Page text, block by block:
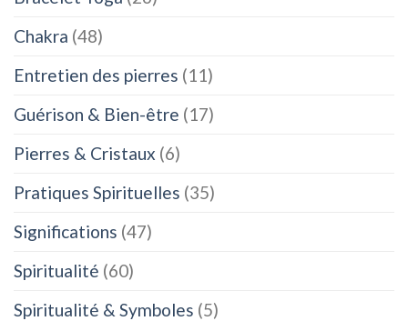
Chakra (48)
Entretien des pierres (11)
Guérison & Bien-être (17)
Pierres & Cristaux (6)
Pratiques Spirituelles (35)
Significations (47)
Spiritualité (60)
Spiritualité & Symboles (5)